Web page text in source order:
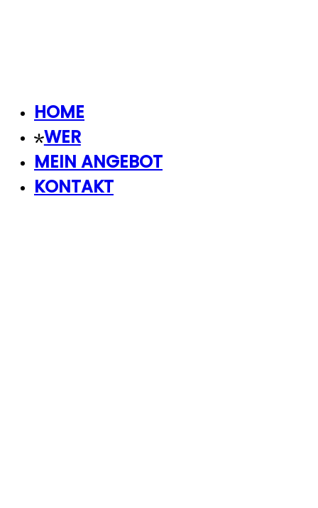
HOME
WER
MEIN ANGEBOT
KONTAKT